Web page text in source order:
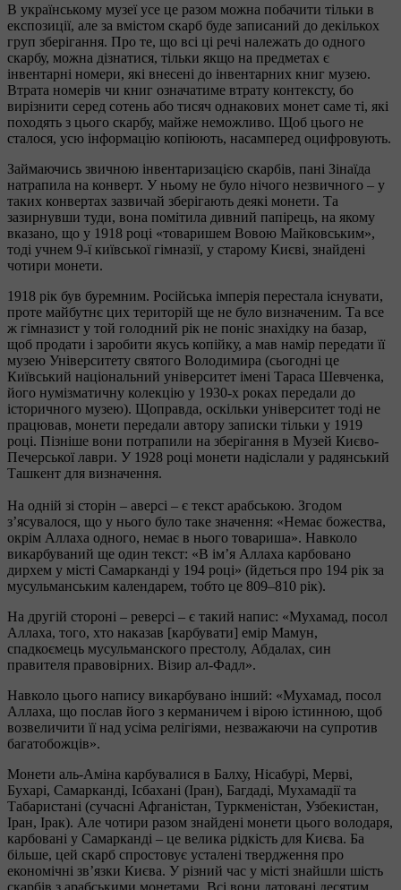
В українському музеї усе це разом можна побачити тільки в
експозиції, але за вмістом скарб буде записаний до декількох
груп зберігання. Про те, що всі ці речі належать до одного
скарбу, можна дізнатися, тільки якщо на предметах є
інвентарні номери, які внесені до інвентарних книг музею.
Втрата номерів чи книг означатиме втрату контексту, бо
вирізнити серед сотень або тисяч однакових монет саме ті, які
походять з цього скарбу, майже неможливо. Щоб цього не
сталося, усю інформацію копіюють, насамперед оцифровують.
Займаючись звичною інвентаризацією скарбів, пані Зінаїда
натрапила на конверт. У ньому не було нічого незвичного – у
таких конвертах зазвичай зберігають деякі монети. Та
зазирнувши туди, вона помітила дивний папірець, на якому
вказано, що у 1918 році «товаришем Вовою Майковським»,
тоді учнем 9-ї київської гімназії, у старому Києві, знайдені
чотири монети.
1918 рік був буремним. Російська імперія перестала існувати,
проте майбутнє цих територій ще не було визначеним. Та все
ж гімназист у той голодний рік не поніс знахідку на базар,
щоб продати і заробити якусь копійку, а мав намір передати її
музею Університету святого Володимира (сьогодні це
Київський національний університет імені Тараса Шевченка,
його нумізматичну колекцію у 1930-х роках передали до
історичного музею). Щоправда, оскільки університет тоді не
працював, монети передали автору записки тільки у 1919
році. Пізніше вони потрапили на зберігання в Музей Києво-
Печерської лаври. У 1928 році монети надіслали у радянський
Ташкент для визначення.
На одній зі сторін – аверсі – є текст арабською. Згодом
з’ясувалося, що у нього було таке значення: «Немає божества,
окрім Аллаха одного, немає в нього товариша». Навколо
викарбуваний ще один текст: «В ім’я Аллаха карбовано
дирхем у місті Самарканді у 194 році» (йдеться про 194 рік за
мусульманським календарем, тобто це 809–810 рік).
На другій стороні – реверсі – є такий напис: «Мухамад, посол
Аллаха, того, хто наказав [карбувати] емір Мамун,
спадкоємець мусульманского престолу, Абдалах, син
правителя правовірних. Візир ал-Фадл».
Навколо цього напису викарбувано інший: «Мухамад, посол
Аллаха, що послав його з керманичем і вірою істинною, щоб
возвеличити її над усіма релігіями, незважаючи на супротив
багатобожців».
Монети аль-Аміна карбувалися в Балху, Нісабурі, Мерві,
Бухарі, Самарканді, Ісбахані (Іран), Багдаді, Мухамадії та
Табаристані (сучасні Афганістан, Туркменістан, Узбекистан,
Іран, Ірак). Але чотири разом знайдені монети цього володаря,
карбовані у Самарканді – це велика рідкість для Києва. Ба
більше, цей скарб спростовує усталені твердження про
економічні зв’язки Києва. У різний час у місті знайшли шість
скарбів з арабськими монетами. Всі вони датовані десятим